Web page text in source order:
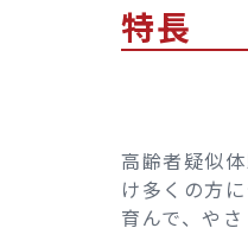
特長
高齢者疑似
け多くの方
育んで、や